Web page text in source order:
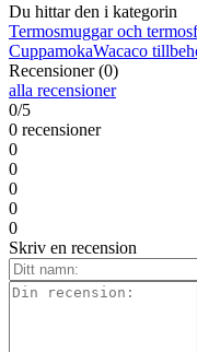
Du hittar den i kategorin
Termosmuggar och
CuppamokaWacaco
Recensioner (0)
alla recensioner
0/5
0 recensioner
0
0
0
0
0
Skriv en recension